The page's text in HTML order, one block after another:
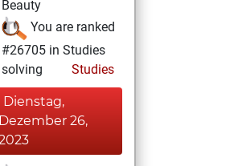
Beauty
You are ranked
#26705 in Studies
solving
Studies
Dienstag,
Dezember 26,